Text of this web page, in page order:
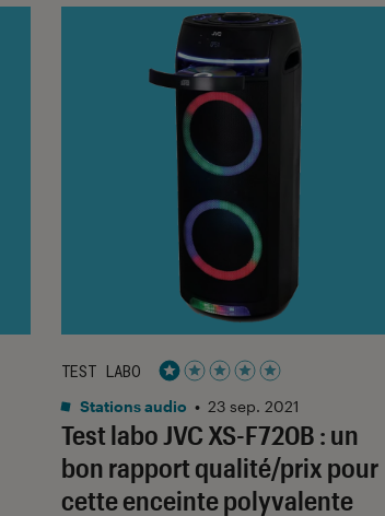
Test labo JVC XS-F720B : un
bon rapport qualité/prix pour
cette enceinte polyvalente
TEST LABO
Noté 1 étoiles sur 5
Stations audio • 23 sep. 2021